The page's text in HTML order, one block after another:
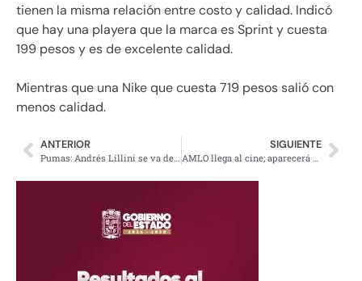
tienen la misma relación entre costo y calidad. Indicó
que hay una playera que la marca es Sprint y cuesta
199 pesos y es de excelente calidad.
Mientras que una Nike que cuesta 719 pesos salió con
menos calidad.
ANTERIOR SIGUIENTE